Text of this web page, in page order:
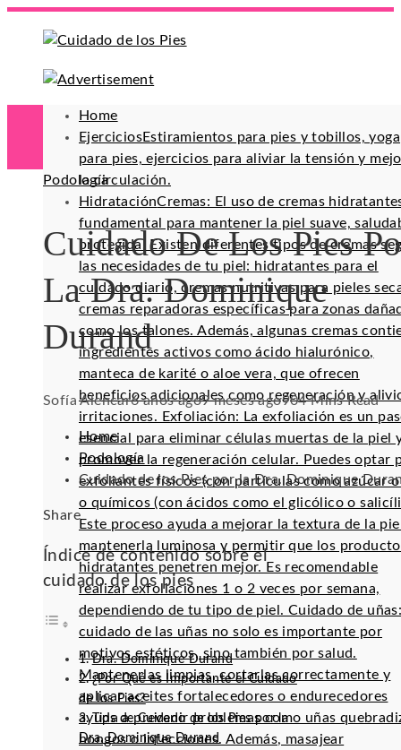
Home
EjerciciosEstiramientos para pies y tobillos, yoga
para pies, ejercicios para aliviar la tensión y
la circulación.
HidrataciónCremas: El uso de cremas
fundamental para mantener la piel suave,
protegida. Existen diferentes tipos de cremas
las necesidades de tu piel: hidratantes para el
cuidado diario, cremas nutritivas para pieles
cremas reparadoras específicas para zonas
como los talones. Además, algunas cremas
ingredientes activos como ácido hialurónico,
manteca de karité o aloe vera, que ofrecen
beneficios adicionales como regeneración y
irritaciones. Exfoliación: La exfoliación es un
esencial para eliminar células muertas de la piel
promover la regeneración celular. Puedes optar
exfoliantes físicos (con partículas como azúcar o
o químicos (con ácidos como el glicólico o
Este proceso ayuda a mejorar la textura de la
mantenerla luminosa y permitir que los
hidratantes penetren mejor. Es recomendable
realizar exfoliaciones 1 o 2 veces por semana,
dependiendo de tu tipo de piel. Cuidado de
cuidado de las uñas no solo es importante por
motivos estéticos, sino también por salud.
Mantenerlas limpias, cortarlas correctamente y
aplicar aceites fortalecedores o endurecedores
ayuda a prevenir problemas como uñas
hongos o infecciones. Además, masajear
Podología
Cuidado De Los Pies
La Dra. Dominique
Durand
Sofía Alencar6 años ago9 meses ago904 Mins Read
Home
Podología
Cuidado de los Pies por la Dra. Dominique
Facebook
Twitter
LinkedIn
Pinterest
Stumbleupon
Email
Share
Índice de contenido sobre el
cuidado de los pies
Dra. Dominique Durand
¿Por Qué es Importante el Cuidado
de los Pies?
Tips de Cuidado de los Pies por la
Dra. Dominique Durand